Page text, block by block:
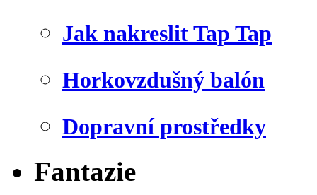
Jak nakreslit Tap Tap
Horkovzdušný balón
Dopravní prostředky
Fantazie